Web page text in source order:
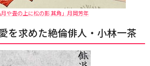
月や畳の上に松の影 其角」月岡芳年
を求めた絶倫俳人・小林一茶